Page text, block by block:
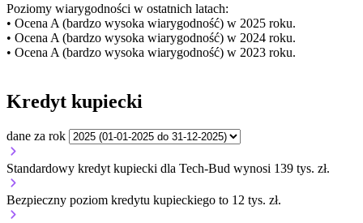
Poziomy wiarygodności w ostatnich latach:
• Ocena A (bardzo wysoka wiarygodność) w 2025 roku.
• Ocena A (bardzo wysoka wiarygodność) w 2024 roku.
• Ocena A (bardzo wysoka wiarygodność) w 2023 roku.
Kredyt kupiecki
dane za rok
Standardowy kredyt kupiecki dla Tech-Bud wynosi 139 tys. zł.
Bezpieczny poziom kredytu kupieckiego to 12 tys. zł.